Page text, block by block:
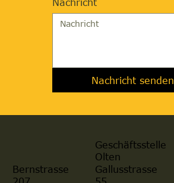
Nachricht senden
Bernstrasse
207
Geschäftsstelle
Olten
Gallusstrasse
55